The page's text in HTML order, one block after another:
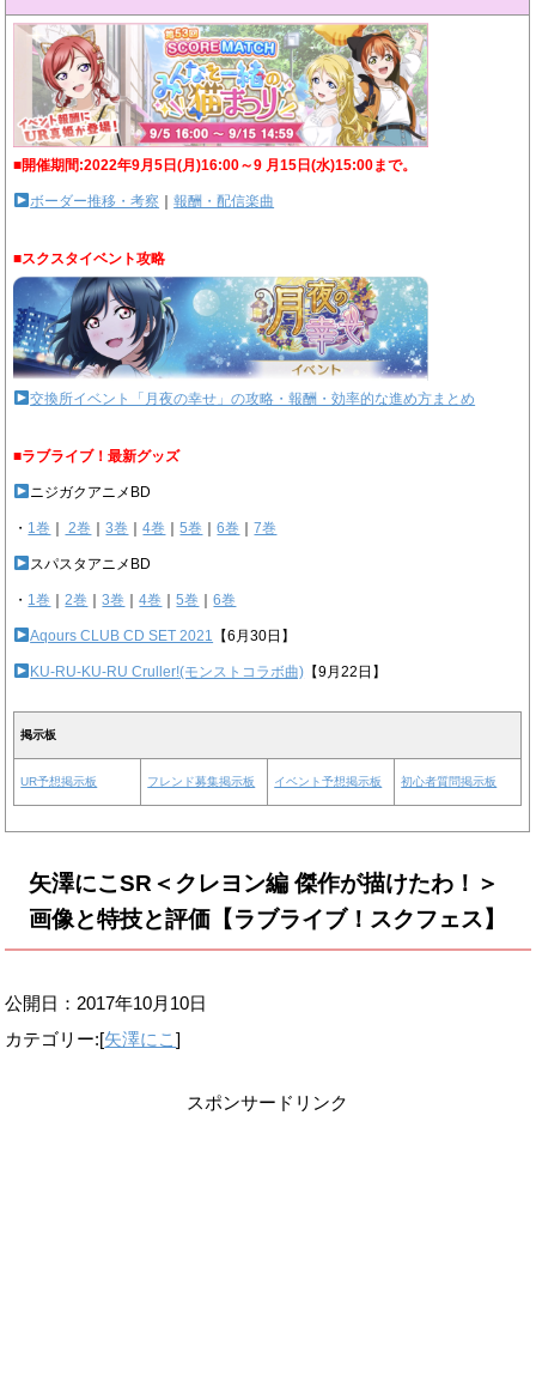
■開催期間:2022年9月5日(月)16:00～9 月15日(水)15:00まで。
ボーダー推移・考察 ｜報酬・配信楽曲
■スクスタイベント攻略
交換所イベント「月夜の幸せ」の攻略・報酬・効率的な進め方まとめ
■ラブライブ！最新グッズ
ニジガクアニメBD
・ 1巻 2巻 ｜3巻 ｜4巻 ｜5巻 ｜6巻 ｜7巻
スパスタアニメBD
・ 1巻 ｜2巻 ｜3巻 ｜4巻 ｜5巻 ｜6巻
Aqours CLUB CD SET 2021 【6月30日】
KU-RU-KU-RU Cruller!(モンストコラボ曲) 【9月22日】
掲示板
UR予想掲示板 フレンド募集掲示板 イベント予想掲示板 初心者質問掲示板
矢澤にこSR＜クレヨン編 傑作が描けたわ！＞
画像と特技と評価【ラブライブ！スクフェス】
公開日： 2017年10月10日
カテゴリー:[矢澤にこ]
スポンサードリンク